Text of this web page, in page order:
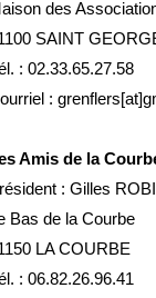
des
SAINT
: 02.33.65.27.58
:
Amis de la
: Gilles
Bas de la Courbe
LA COURBE
: 06.82.26.96.41